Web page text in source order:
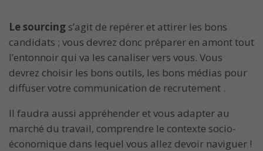
Le sourcing s’agit de repérer et attirer les bons
candidats ; vous devrez donc préparer en amont tout
l’entonnoir qui va les canaliser vers vous. Vous
devrez choisir les bons outils, les bons médias pour
diffuser votre communication de recrutement .
Il faudra aussi appréhender et vous adapter au
marché du travail, comprendre le contexte socio-
économique dans lequel vous allez devoir naviguer !